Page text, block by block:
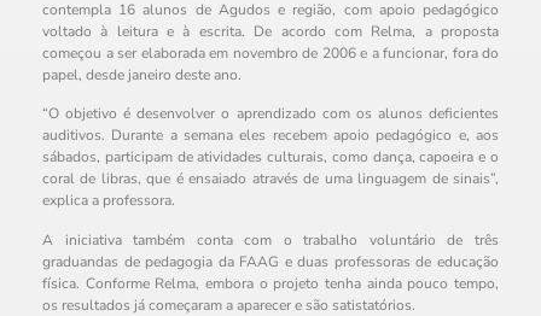
contempla 16 alunos de Agudos e região, com apoio pedagógico
voltado à leitura e à escrita. De acordo com Relma, a proposta
começou a ser elaborada em novembro de 2006 e a funcionar, fora do
papel, desde janeiro deste ano.
“O objetivo é desenvolver o aprendizado com os alunos deficientes
auditivos. Durante a semana eles recebem apoio pedagógico e, aos
sábados, participam de atividades culturais, como dança, capoeira e o
coral de libras, que é ensaiado através de uma linguagem de sinais”,
explica a professora.
A iniciativa também conta com o trabalho voluntário de três
graduandas de pedagogia da FAAG e duas professoras de educação
física. Conforme Relma, embora o projeto tenha ainda pouco tempo,
os resultados já começaram a aparecer e são satistatórios.